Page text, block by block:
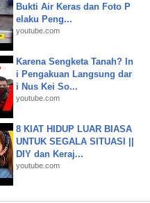
Bukti Air Keras dan Foto P
elaku Peng...
youtube.com
Karena Sengketa Tanah? In
i Pengakuan Langsung dar
i Nus Kei So...
youtube.com
8 KIAT HIDUP LUAR BIASA
UNTUK SEGALA SITUASI ||
DIY dan Keraj...
youtube.com